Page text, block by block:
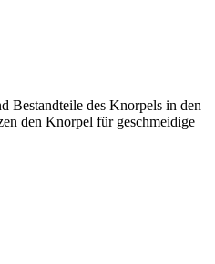
Bestandteile des Knorpels in den
den Knorpel für geschmeidige